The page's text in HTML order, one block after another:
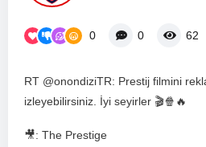
0 0 62
RT @onondiziTR: Prestij filmini
izleyebilirsiniz. İyi seyirler 🎬🍿🔥
🎥: The Prestige